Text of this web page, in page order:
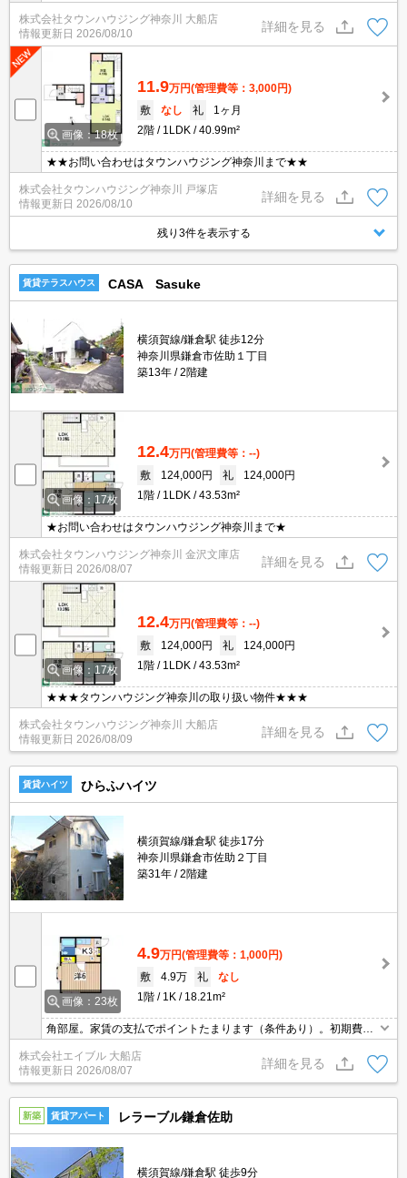
株式会社タウンハウジング神奈川 大船店
情報更新日 2026/08/10
詳細を見る
画像：18枚
11.9万円(管理費等：3,000円)
敷
なし 礼
1ヶ月
2階
1LDK 40.99m²
★★お問い合わせはタウンハウジング神奈川まで★★
株式会社タウンハウジング神奈川 戸塚店
情報更新日 2026/08/10
詳細を見る
残り3件を表示する
賃貸テラスハウス CASA Sasuke
横須賀線/鎌倉駅 徒歩12分
神奈川県鎌倉市佐助１丁目
築13年
2階建
画像：17枚
12.4万円(管理費等：--)
敷
124,000円 礼
124,000円
1階
1LDK 43.53m²
★お問い合わせはタウンハウジング神奈川まで★
株式会社タウンハウジング神奈川 金沢文庫店
情報更新日 2026/08/07
詳細を見る
画像：17枚
12.4万円(管理費等：--)
敷
124,000円 礼
124,000円
1階
1LDK 43.53m²
★★★タウンハウジング神奈川の取り扱い物件★★★
株式会社タウンハウジング神奈川 大船店
情報更新日 2026/08/09
詳細を見る
賃貸ハイツ ひらふハイツ
横須賀線/鎌倉駅 徒歩17分
神奈川県鎌倉市佐助２丁目
築31年
2階建
画像：23枚
4.9万円(管理費等：1,000円)
敷
4.9万 礼
なし
1階
1K 18.21m²
角部屋。家賃の支払でポイントたまります（条件あり）。初期費
用・家賃カード払い可。仲介手数料家賃の0.55ヵ月分。J:COMイン
ターネット100Mbps Wi-Fi無料。引越指定業者あり。
株式会社エイブル 大船店
情報更新日 2026/08/07
詳細を見る
新築 賃貸アパート レラーブル鎌倉佐助
横須賀線/鎌倉駅 徒歩9分